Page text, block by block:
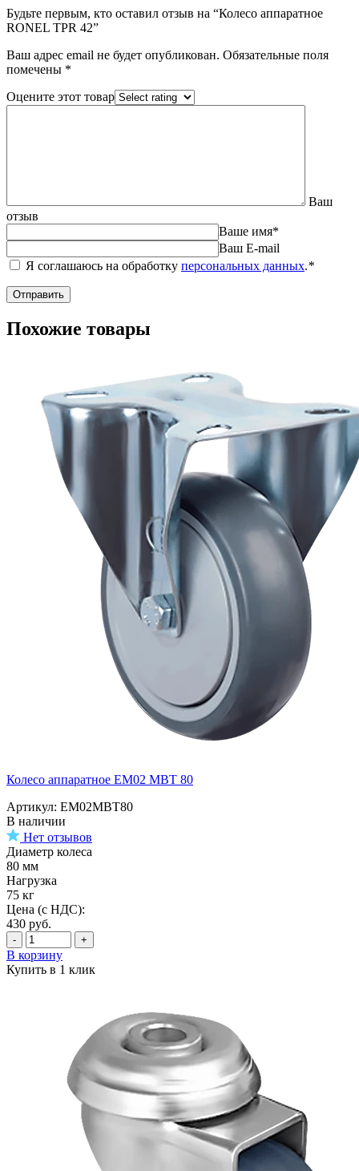
Будьте первым, кто оставил отзыв на “Колесо аппаратное
RONEL TPR 42”
Ваш адрес email не будет опубликован. Обязательные поля
помечены *
Оцените этот товар
Ваш
отзыв
Ваше имя*
Ваш E-mail
Я соглашаюсь на обработку персональных данных.*
Похожие товары
Колесо аппаратное EM02 MBT 80
Артикул: EM02MBT80
В наличии
Нет отзывов
Диаметр колеса
80 мм
Нагрузка
75 кг
Цена (с НДС):
430 руб.
- +
В корзину
Купить в 1 клик